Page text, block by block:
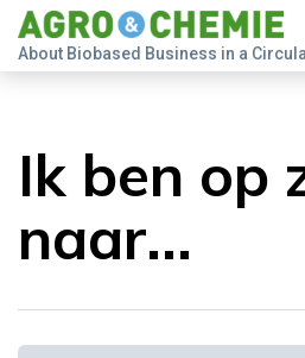
About Biobased Business in a
Ik ben op
naar...